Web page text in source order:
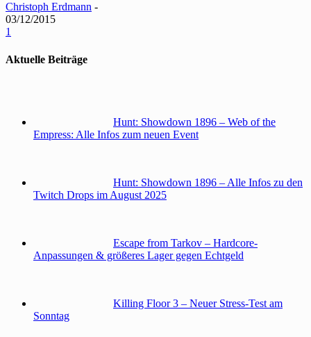
Christoph Erdmann -
03/12/2015
1
Aktuelle Beiträge
Hunt: Showdown 1896 – Web of the
Empress: Alle Infos zum neuen Event
Hunt: Showdown 1896 – Alle Infos zu den
Twitch Drops im August 2025
Escape from Tarkov – Hardcore-
Anpassungen & größeres Lager gegen Echtgeld
Killing Floor 3 – Neuer Stress-Test am
Sonntag